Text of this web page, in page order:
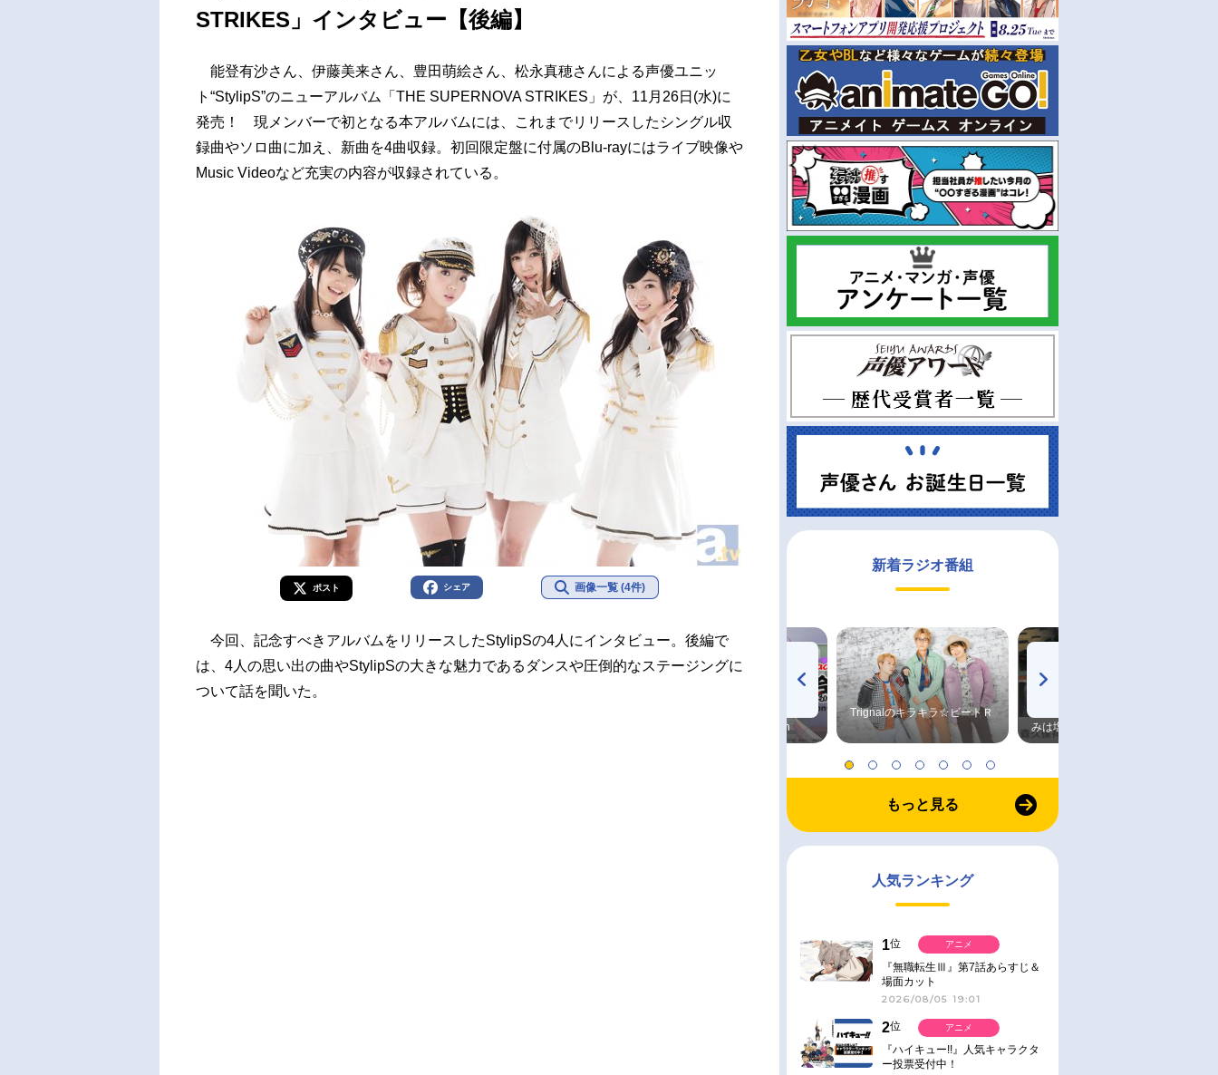
STRIKES」インタビュー【後編】
能登有沙さん、伊藤美来さん、豊田萌絵さん、松永真穂さんによる声優ユニッ
ト“StylipS”のニューアルバム「THE SUPERNOVA STRIKES」が、11月26日(水)に
発売！ 現メンバーで初となる本アルバムには、これまでリリースしたシングル収
録曲やソロ曲に加え、新曲を4曲収録。初回限定盤に付属のBlu-rayにはライブ映像や
Music Videoなど充実の内容が収録されている。
ポスト シェア 画像一覧 (4件)
今回、記念すべきアルバムをリリースしたStylipSの4人にインタビュー。後編で
は、4人の思い出の曲やStylipSの大きな魅力であるダンスや圧倒的なステージングに
ついて話を聞いた。
新着ラジオ番組
radio 大直会 2nd season
Trignalのキラキラ☆ビートＲ
みは塩だけ
もっと見る
人気ランキング
1位
『無職転生Ⅲ』第7話あらすじ＆
場面カット
2026/08/05 19:01
アニメ
2位
『ハイキュー!!』人気キャラクタ
ー投票受付中！
アニメ